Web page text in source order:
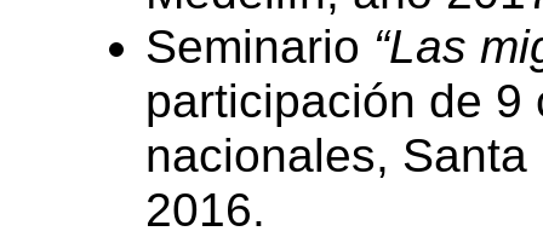
Seminario “Las
participación de 9
nacionales,
2016.